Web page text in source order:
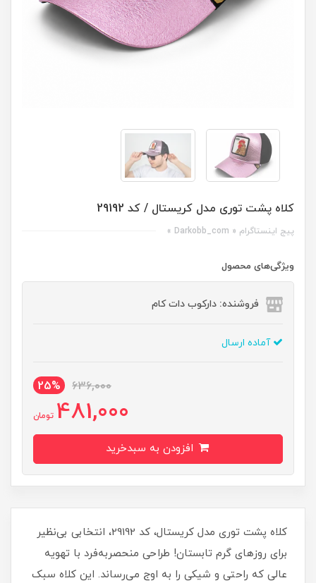
کلاه پشت توری مدل کریستال / کد 29192
پیج اینستاگرام « Darkobb_com »
ویژگی‌های محصول
فروشنده: دارکوب دات کام
آماده ارسال
636,000
25%
481,000 تومان
کلاه پشت توری مدل کریستال، کد 29192، انتخابی بی‌نظیر
برای روزهای گرم تابستان! طراحی منحصربه‌فرد با تهویه
عالی که راحتی و شیکی را به اوج می‌رساند. این کلاه سبک